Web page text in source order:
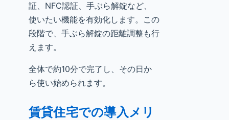
証、NFC認証、手ぶら解錠など、
使いたい機能を有効化します。この
段階で、手ぶら解錠の距離調整も行
えます。
全体で約10分で完了し、その日か
ら使い始められます。
賃貸住宅での導入メリ